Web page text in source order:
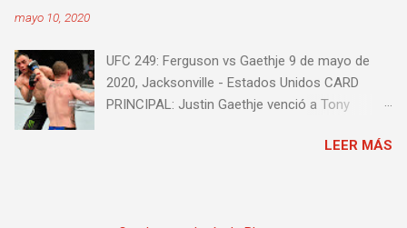
mayo 10, 2020
UFC 249: Ferguson vs Gaethje 9 de mayo de
2020, Jacksonville - Estados Unidos CARD
PRINCIPAL: Justin Gaethje venció a Tony
Round 5 Henry Cejudo venció a Dominick Cruz
LEER MÁS